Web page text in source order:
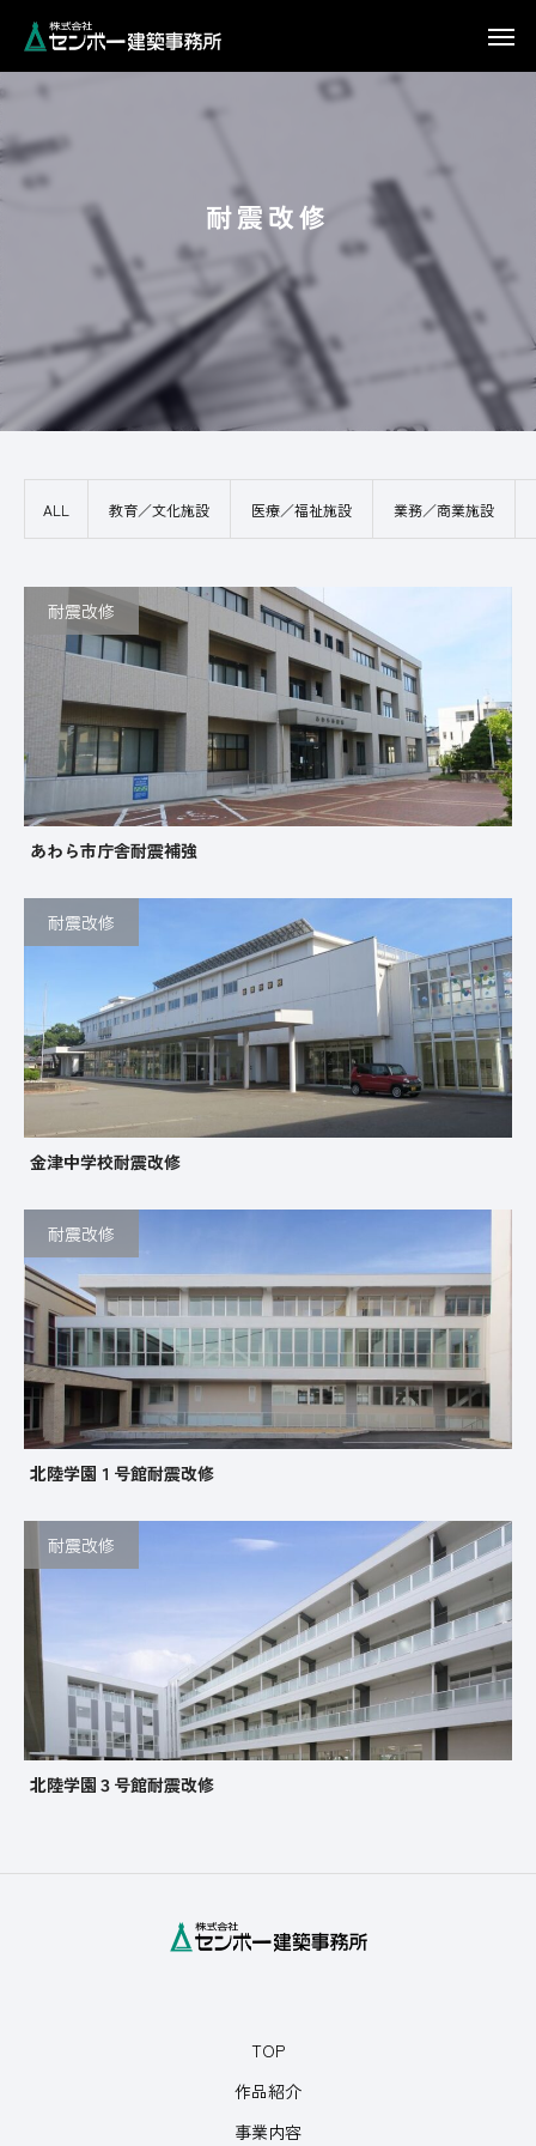
耐震改修
ALL 教育／文化施設 医療／福祉施設 業務／商業施設
あわら市庁舎耐震補強
耐震改修
金津中学校耐震改修
耐震改修
北陸学園１号館耐震改修
耐震改修
北陸学園３号館耐震改修
耐震改修
TOP
作品紹介
事業内容